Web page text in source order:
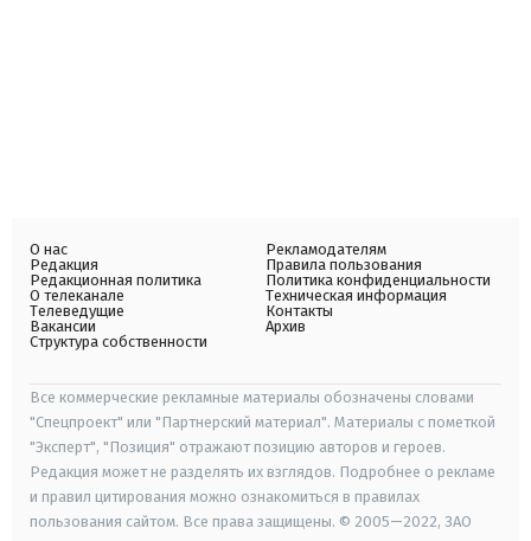
О нас
Редакция
Редакционная политика
О телеканале
Телеведущие
Вакансии
Структура собственности
Рекламодателям
Правила пользования
Политика конфиденциальности
Техническая информация
Контакты
Архив
Все коммерческие рекламные материалы обозначены словами
"Спецпроект" или "Партнерский материал". Материалы с пометкой
"Эксперт", "Позиция" отражают позицию авторов и героев.
Редакция может не разделять их взглядов. Подробнее о рекламе
и правил цитирования можно ознакомиться в правилах
пользования сайтом. Все права защищены. © 2005—2022, ЗАО